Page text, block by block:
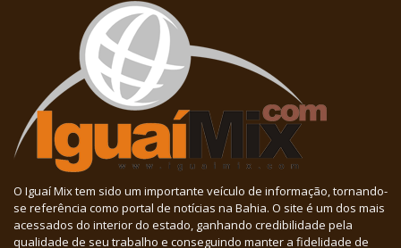
O Iguaí Mix tem sido um importante veículo de informação, tornando-
se referência como portal de notícias na Bahia. O site é um dos mais
acessados do interior do estado, ganhando credibilidade pela
qualidade de seu trabalho e conseguindo manter a fidelidade de